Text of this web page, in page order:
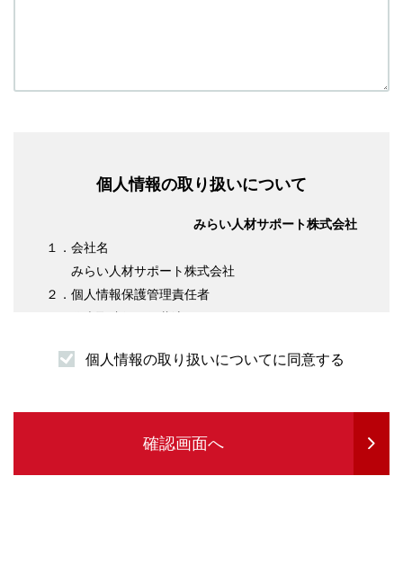
個人情報の取り扱いについて
みらい人材サポート株式会社
１．会社名
みらい人材サポート株式会社
２．個人情報保護管理責任者
（１）求職者様情報
・企業紹介先のご案内を行うため
・サービスの提供に必要な書類などの発送
個人情報の取り扱いについてに同意する
確認画面へ